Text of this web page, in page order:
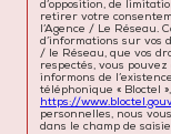
d’opposition, de
retirer votre
l’Agence / Le Réseau.
d’informations sur vos
/ le Réseau, que vos
respectés, vous
informons de
téléphonique « Bloctel
https://
personnelles, nous
dans le champ de